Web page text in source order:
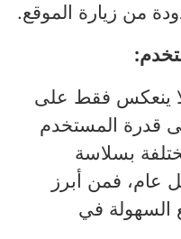
من زيارة الموقع.
لا ينعكس فقط على
قدرة المستخدم
بسلاسة
عام، فمن أبرز
السهولة في